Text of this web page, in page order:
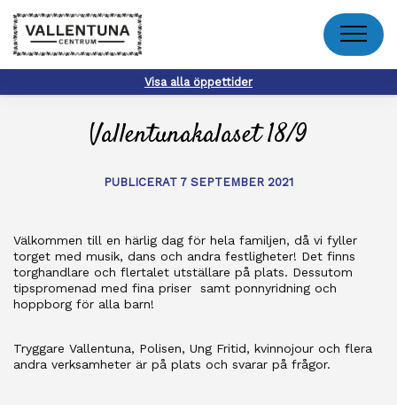
Meny
Visa alla öppettider
Vallentunakalaset 18/9
PUBLICERAT 7 SEPTEMBER 2021
Välkommen till en härlig dag för hela familjen, då vi fyller
torget med musik, dans och andra festligheter! Det finns
torghandlare och flertalet utställare på plats. Dessutom
tipspromenad med fina priser samt ponnyridning och
hoppborg för alla barn!
Tryggare Vallentuna, Polisen, Ung Fritid, kvinnojour och flera
andra verksamheter är på plats och svarar på frågor.